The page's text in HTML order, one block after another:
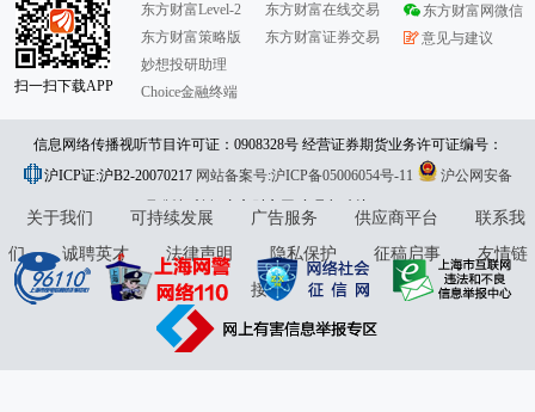
扫一扫下载APP
东方财富Level-2
东方财富策略版
妙想投研助理
Choice金融终端
东方财富在线交易
东方财富证券交易
东方财富网微信
意见与建议
信息网络传播视听节目许可证：0908328号 经营证券期货业务许可证编号：
913101046312860336 违法和不良信息举报:021-61278686 举报邮箱：
jubao@eastmoney.com
沪ICP证:沪B2-20070217 网站备案号:沪ICP备05006054号-11
沪公网安备
31010402000120号版权所有:东方财富网意见与建议:4000300059/952500
关于我们 可持续发展 广告服务 供应商平台
联系我
们
诚聘英才 法律声明 隐私保护 征稿启事
友情链
接